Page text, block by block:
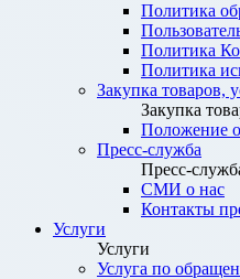
Политика
Политика
Политика
Закупка товаров,
Закупка
Положение
Пресс-служба
Пресс-
СМИ о нас
Контакты
Услуги
Услуги
Услуга по